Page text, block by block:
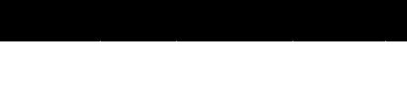
TRUST CENTEROPEN SOURCEPRODUCT WARRANTYEULA AGREEMENT